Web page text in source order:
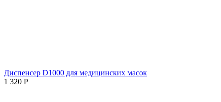
Диспенсер D1000 для медицинских масок
1 320 Р